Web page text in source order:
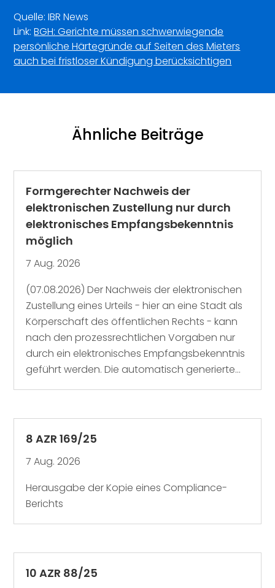
Quelle: IBR News
Link:BGH: Gerichte müssen schwerwiegende
persönliche Härtegründe auf Seiten des Mieters
auch bei fristloser Kündigung berücksichtigen
Ähnliche Beiträge
Formgerechter Nachweis der
elektronischen Zustellung nur durch
elektronisches Empfangsbekenntnis
möglich
7 Aug. 2026
(07.08.2026) Der Nachweis der elektronischen
Zustellung eines Urteils - hier an eine Stadt als
Körperschaft des öffentlichen Rechts - kann
nach den prozessrechtlichen Vorgaben nur
durch ein elektronisches Empfangsbekenntnis
geführt werden. Die automatisch generierte...
8 AZR 169/25
7 Aug. 2026
Herausgabe der Kopie eines Compliance-
Berichts
10 AZR 88/25